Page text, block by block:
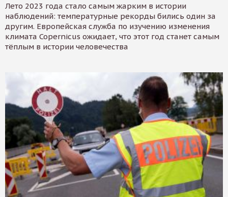
Лето 2023 года стало самым жарким в истории
наблюдений: температурные рекорды бились один за
другим. Европейская служба по изучению изменения
климата Copernicus ожидает, что этот год станет самым
тёплым в истории человечества